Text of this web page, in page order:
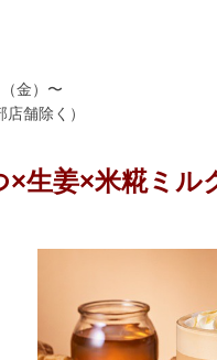
金）〜
舗除く）
生姜×米糀ミル